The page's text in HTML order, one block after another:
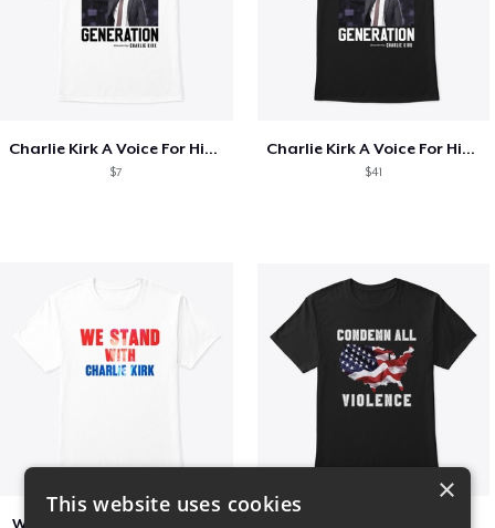
Charlie Kirk A Voice For His Generation
$7
Charlie Kirk A Voice For His Generation
$41
We Stand With Charlie Kirk
×
This website uses cookies